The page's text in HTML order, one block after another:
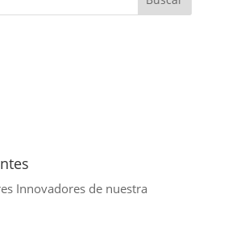
Innovadores de nuestra